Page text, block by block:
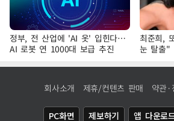
정부, 전 산업에 'AI 옷' 입힌다…
AI 로봇 연 1000대 보급 추진
최준희,
눈 탈출"
회사소개 제휴/컨텐츠 판매 약관·
PC화면 제보하기 앱 다운로